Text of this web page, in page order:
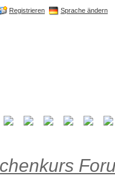
Registrieren Sprache ändern